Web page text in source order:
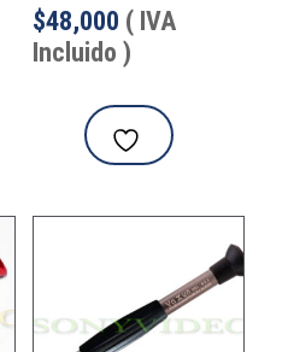
$48,000 ( IVA
Incluido )